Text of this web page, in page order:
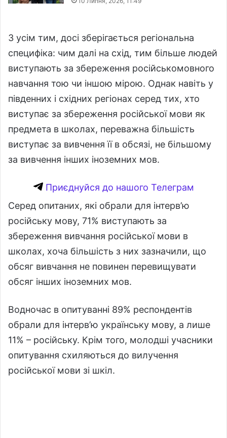
З усім тим, досі зберігається регіональна
специфіка: чим далі на схід, тим більше людей
виступають за збереження російськомовного
навчання тою чи іншою мірою. Однак навіть у
південних і східних регіонах серед тих, хто
виступає за збереження російської мови як
предмета в школах, переважна більшість
виступає за вивчення її в обсязі, не більшому
за вивчення інших іноземних мов.
Приєднуйся до нашого Телеграм
Серед опитаних, які обрали для інтерв’ю
російську мову, 71% виступають за
збереження вивчання російської мови в
школах, хоча більшість з них зазначили, що
обсяг вивчання не повинен перевищувати
обсяг інших іноземних мов.
Водночас в опитуванні 89% респондентів
обрали для інтерв’ю українську мову, а лише
11% – російську. Крім того, молодші учасники
опитування схиляються до вилучення
російської мови зі шкіл.